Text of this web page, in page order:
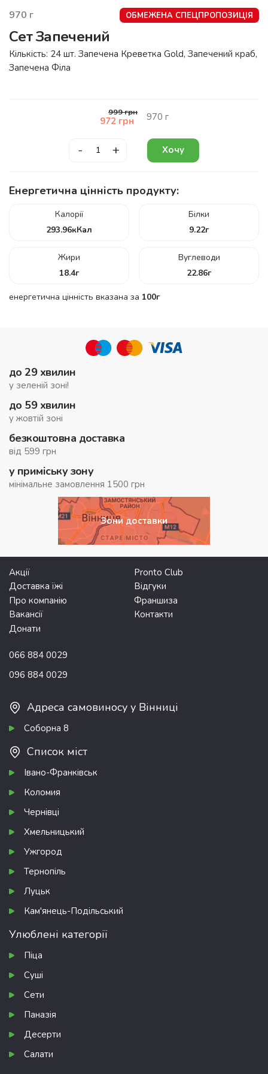
970 г ОБМЕЖЕНА СПЕЦПРОПОЗИЦІЯ
Сет Запечений
Кількість: 24 шт. Запечена Креветка Gold, Запечений краб,
Запечена Філа
999грн
972 грн 970 г
- + Хочу
Енергетична цінність продукту:
Калорії
293.96кКал
Білки
9.22г
Жири
18.4г
Вуглеводи
22.86г
енергетична цінність вказана за 100г
до 29 хвилин
у зеленій зоні!
до 59 хвилин
у жовтій зоні
безкоштовна доставка
від 599 грн
у приміську зону
мінімальне замовлення 1500 грн
Зони доставки
Акції
Pronto Club
Доставка їжі
Відгуки
Про компанію
Франшиза
Вакансії
Контакти
Донати
066 884 0029
096 884 0029
Адреса самовиносу у Вінниці
Соборна 8
Список міст
Івано-Франківськ
Коломия
Чернівці
Хмельницький
Ужгород
Тернопіль
Луцьк
Кам'янець-Подільський
Улюблені категорії
Піца
Суші
Сети
Паназія
Десерти
Салати